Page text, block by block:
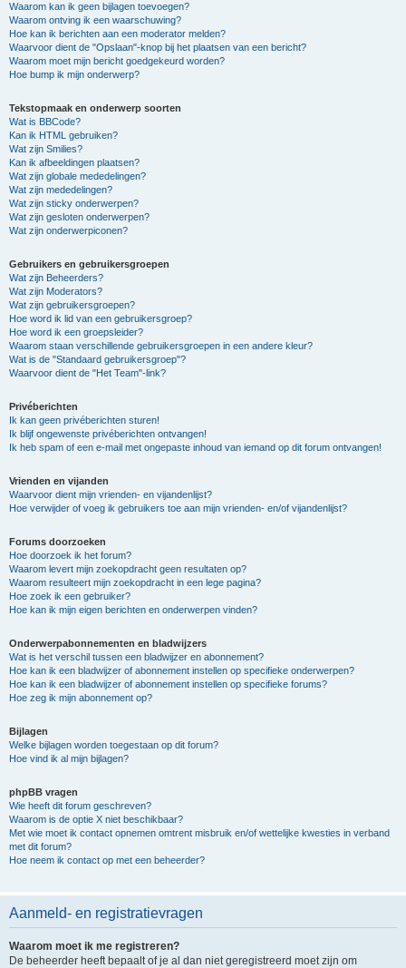
Waarom kan ik geen bijlagen toevoegen?
Waarom ontving ik een waarschuwing?
Hoe kan ik berichten aan een moderator melden?
Waarvoor dient de "Opslaan"-knop bij het plaatsen van een bericht?
Waarom moet mijn bericht goedgekeurd worden?
Hoe bump ik mijn onderwerp?
Tekstopmaak en onderwerp soorten
Wat is BBCode?
Kan ik HTML gebruiken?
Wat zijn Smilies?
Kan ik afbeeldingen plaatsen?
Wat zijn globale mededelingen?
Wat zijn mededelingen?
Wat zijn sticky onderwerpen?
Wat zijn gesloten onderwerpen?
Wat zijn onderwerpiconen?
Gebruikers en gebruikersgroepen
Wat zijn Beheerders?
Wat zijn Moderators?
Wat zijn gebruikersgroepen?
Hoe word ik lid van een gebruikersgroep?
Hoe word ik een groepsleider?
Waarom staan verschillende gebruikersgroepen in een andere kleur?
Wat is de "Standaard gebruikersgroep"?
Waarvoor dient de "Het Team"-link?
Privéberichten
Ik kan geen privéberichten sturen!
Ik blijf ongewenste privéberichten ontvangen!
Ik heb spam of een e-mail met ongepaste inhoud van iemand op dit forum ontvangen!
Vrienden en vijanden
Waarvoor dient mijn vrienden- en vijandenlijst?
Hoe verwijder of voeg ik gebruikers toe aan mijn vrienden- en/of vijandenlijst?
Forums doorzoeken
Hoe doorzoek ik het forum?
Waarom levert mijn zoekopdracht geen resultaten op?
Waarom resulteert mijn zoekopdracht in een lege pagina?
Hoe zoek ik een gebruiker?
Hoe kan ik mijn eigen berichten en onderwerpen vinden?
Onderwerpabonnementen en bladwijzers
Wat is het verschil tussen een bladwijzer en abonnement?
Hoe kan ik een bladwijzer of abonnement instellen op specifieke onderwerpen?
Hoe kan ik een bladwijzer of abonnement instellen op specifieke forums?
Hoe zeg ik mijn abonnement op?
Bijlagen
Welke bijlagen worden toegestaan op dit forum?
Hoe vind ik al mijn bijlagen?
phpBB vragen
Wie heeft dit forum geschreven?
Waarom is de optie X niet beschikbaar?
Met wie moet ik contact opnemen omtrent misbruik en/of wettelijke kwesties in verband
met dit forum?
Hoe neem ik contact op met een beheerder?
Aanmeld- en registratievragen
Waarom moet ik me registreren?
De beheerder heeft bepaalt of je al dan niet geregistreerd moet zijn om